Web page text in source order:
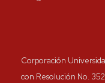
Corporación
con Resolución No.